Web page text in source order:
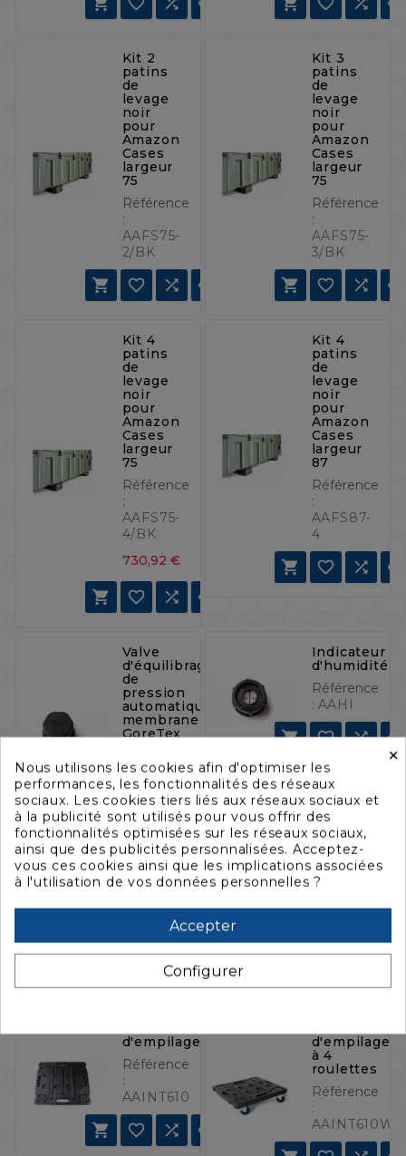
Kit 2
patins
de
levage
noir
pour
Amazon
Cases
largeur
75
Référence
:
AAFS75-
2/BK
   
Kit 3
patins
de
levage
noir
pour
Amazon
Cases
largeur
75
Référence
:
AAFS75-
3/BK
   
Kit 4
patins
de
levage
noir
pour
Amazon
Cases
largeur
75
Référence
:
AAFS75-
4/BK
730,92 €
   
Kit 4
patins
de
levage
noir
pour
Amazon
Cases
largeur
87
Référence
:
AAFS87-
4
   
Valve
d'équilibrage
de
pression
automatique,
membrane
GoreTex
:AAGTV
   
Indicateur
d'humidité
Référence
: AAHI
   
Poignée
moulée
par
Référence
:AAHPL
 
Poignée
noire en
acier
Référence
   
d'empilage
Référence
:
AAINT610
   
d'empilage
à 4
roulettes
Référence
:
AAINT610W
×
Nous utilisons les cookies afin d'optimiser les
performances, les fonctionnalités des réseaux
sociaux. Les cookies tiers liés aux réseaux sociaux et
à la publicité sont utilisés pour vous offrir des
fonctionnalités optimisées sur les réseaux sociaux,
ainsi que des publicités personnalisées. Acceptez-
vous ces cookies ainsi que les implications associées
à l'utilisation de vos données personnelles ?
Accepter
Configurer